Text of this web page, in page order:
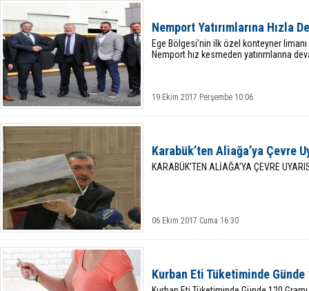
Nemport Yatırımlarına Hızla
Ege Bölgesi’nin ilk özel konteyner
Nemport hız kesmeden yatırımlarına
19 Ekim 2017 Perşembe 10:06
Karabük’ten Aliağa’ya Çevre
KARABÜK’TEN ALİAĞA’YA ÇEVRE
06 Ekim 2017 Cuma 16:30
Kurban Eti Tüketiminde Günde